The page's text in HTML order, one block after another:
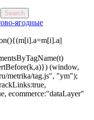
Search
ягодные
(window,
metrika/tag.js", "ym");
ecommerce:"dataLayer"